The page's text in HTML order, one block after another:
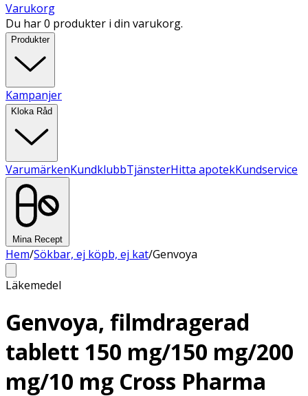
Varukorg
Du har 0 produkter i din varukorg.
Produkter
Kampanjer
Kloka Råd
VarumärkenKundklubbTjänsterHitta apotekKundservice
Mina Recept
Hem/Sökbar, ej köpb, ej kat/Genvoya
Läkemedel
Genvoya, filmdragerad
tablett 150 mg/150 mg/200
mg/10 mg Cross Pharma